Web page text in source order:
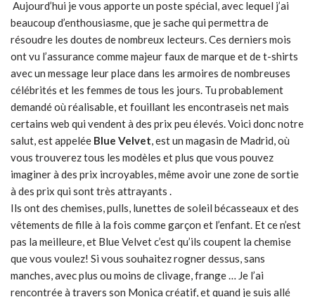
Aujourd’hui je vous apporte un poste spécial, avec lequel j’ai
beaucoup d’enthousiasme, que je sache qui permettra de
résoudre les doutes de nombreux lecteurs. Ces derniers mois
ont vu l’assurance comme majeur faux de marque et de t-shirts
avec un message leur place dans les armoires de nombreuses
célébrités et les femmes de tous les jours. Tu probablement
demandé où réalisable, et fouillant les encontraseis net mais
certains web qui vendent à des prix peu élevés. Voici donc notre
salut, est appelée Blue Velvet, est un magasin de Madrid, où
vous trouverez tous les modèles et plus que vous pouvez
imaginer à des prix incroyables, même avoir une zone de sortie
à des prix qui sont très attrayants .
Ils ont des chemises, pulls, lunettes de soleil bécasseaux et des
vêtements de fille à la fois comme garçon et l’enfant. Et ce n’est
pas la meilleure, et Blue Velvet c’est qu’ils coupent la chemise
que vous voulez! Si vous souhaitez rogner dessus, sans
manches, avec plus ou moins de clivage, frange … Je l’ai
rencontrée à travers son Monica créatif, et quand je suis allé